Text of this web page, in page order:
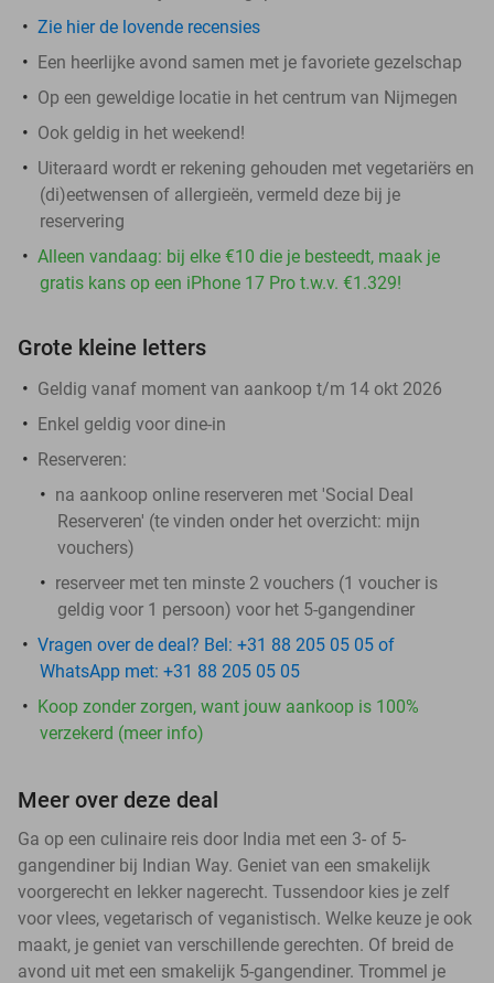
Zie hier de lovende recensies
Een heerlijke avond samen met je favoriete gezelschap
Op een geweldige locatie in het centrum van Nijmegen
Ook geldig in het weekend!
Uiteraard wordt er rekening gehouden met vegetariërs en
(di)eetwensen of allergieën, vermeld deze bij je
reservering
Alleen vandaag: bij elke €10 die je besteedt, maak je
gratis kans op een iPhone 17 Pro t.w.v. €1.329!
Grote kleine letters
Geldig vanaf moment van aankoop t/m 14 okt 2026
Enkel geldig voor dine-in
Reserveren:
na aankoop online reserveren met 'Social Deal
Reserveren' (te vinden onder het overzicht: mijn
vouchers)
reserveer met ten minste 2 vouchers (1 voucher is
geldig voor 1 persoon) voor het 5-gangendiner
Vragen over de deal? Bel: +31 88 205 05 05 of
WhatsApp met: +31 88 205 05 05
Koop zonder zorgen, want jouw aankoop is 100%
verzekerd (meer info)
Meer over deze deal
Ga op een culinaire reis door India met een 3- of 5-
gangendiner bij Indian Way. Geniet van een smakelijk
voorgerecht en lekker nagerecht. Tussendoor kies je zelf
voor vlees, vegetarisch of veganistisch. Welke keuze je ook
maakt, je geniet van verschillende gerechten. Of breid de
avond uit met een smakelijk 5-gangendiner. Trommel je